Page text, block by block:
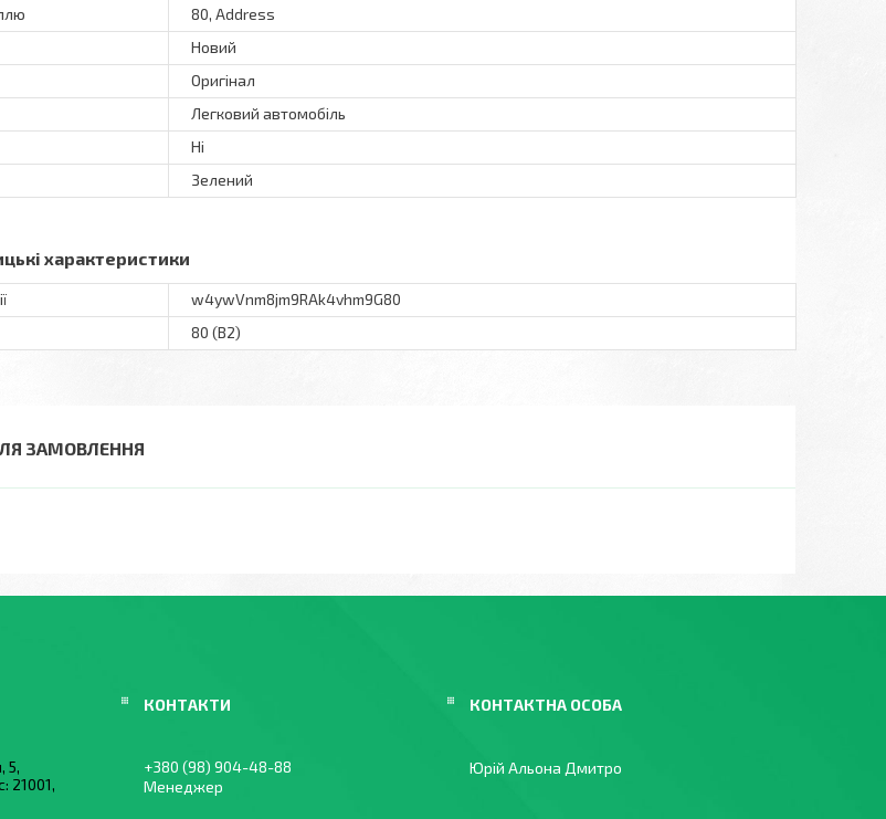
80, Address
Новий
Оригінал
Легковий автомобіль
Ні
Зелений
характеристики
w4ywVnm8jm9RAk4vhm9G80
80 (B2)
ЗАМОВЛЕННЯ
5,
21001,
+380 (98) 904-48-88
Менеджер
Юрій Альона Дмитро